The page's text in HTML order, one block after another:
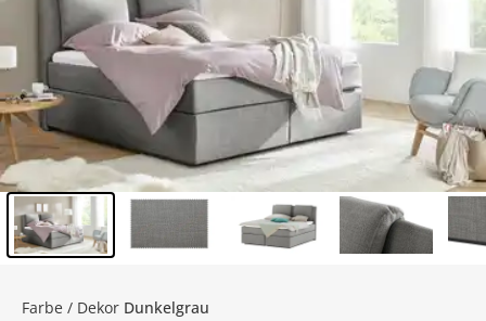
Farbe / Dekor Dunkelgrau